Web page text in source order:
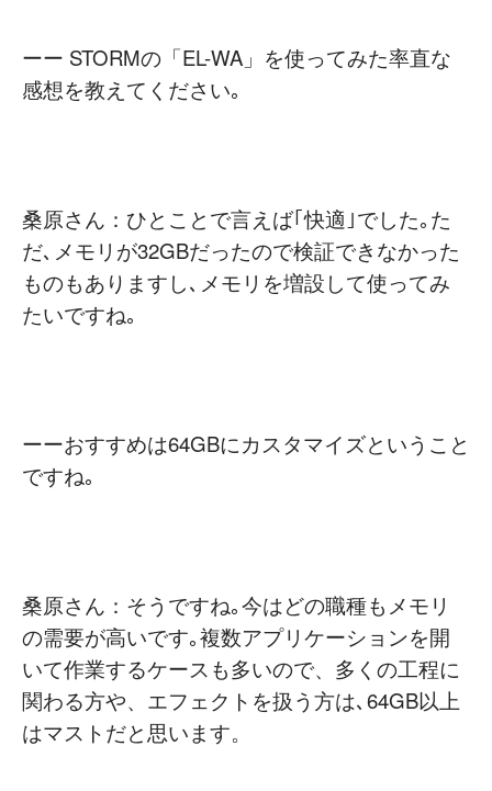
ーー STORMの「EL-WA」を使ってみた率直な
感想を教えてください｡
桑原さん：ひとことで言えば｢快適｣でした｡た
だ､メモリが32GBだったので検証できなかった
ものもありますし､メモリを増設して使ってみ
たいですね｡
ーーおすすめは64GBにカスタマイズということ
ですね｡
桑原さん：そうですね｡今はどの職種もメモリ
の需要が高いです｡複数アプリケーションを開
いて作業するケースも多いので、多くの工程に
関わる方や、エフェクトを扱う方は､64GB以上
はマストだと思います。